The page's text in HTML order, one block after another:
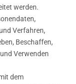
werden.
Verfahren,
Beschaffen,
Verwenden
dem